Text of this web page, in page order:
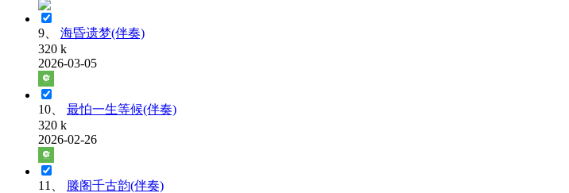
9、
海昏遗梦(伴奏)
320 k
2026-03-05
10、
最怕一生等候(伴奏)
320 k
2026-02-26
11、
滕阁千古韵(伴奏)